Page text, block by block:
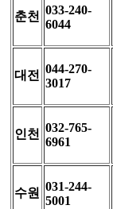
춘천 033-240-
6044
대전 044-270-
3017
인천 032-765-
6961
수원 031-244-
5001